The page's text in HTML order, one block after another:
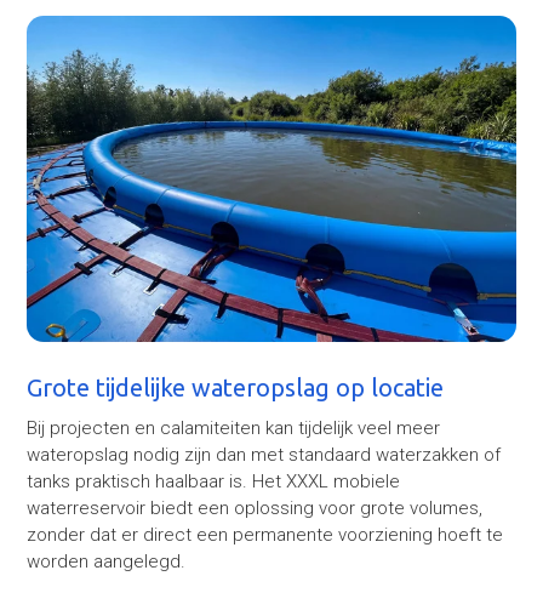
Grote tijdelijke wateropslag op locatie
Bij projecten en calamiteiten kan tijdelijk veel meer
wateropslag nodig zijn dan met standaard waterzakken of
tanks praktisch haalbaar is. Het XXXL mobiele
waterreservoir biedt een oplossing voor grote volumes,
zonder dat er direct een permanente voorziening hoeft te
worden aangelegd.